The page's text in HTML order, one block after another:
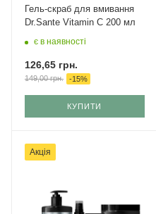
Гель-скраб для вмивання
Dr.Sante Vitamin C 200 мл
є в наявності
126,65 грн.
149,00грн. -15%
КУПИТИ
Акція